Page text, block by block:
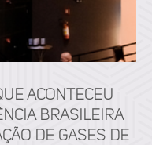
aconteceu
Brasileira
de Gases de